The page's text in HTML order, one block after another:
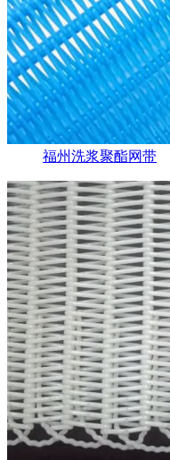
福州洗浆聚酯网带